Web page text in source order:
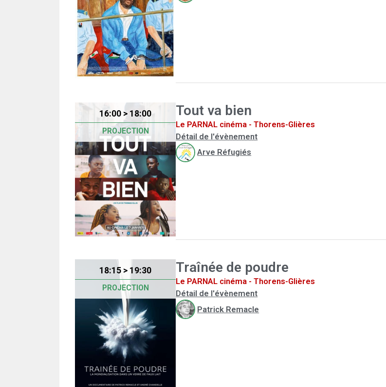
16:00 > 18:00
PROJECTION
Tout va bien
Le PARNAL cinéma - Thorens-Glières
Détail de l'évènement
Arve Réfugiés
18:15 > 19:30
PROJECTION
Traînée de poudre
Le PARNAL cinéma - Thorens-Glières
Détail de l'évènement
Patrick Remacle